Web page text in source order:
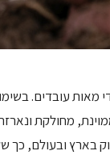
מאות עובדים.
מחולקת
בארץ ובעולם, כך